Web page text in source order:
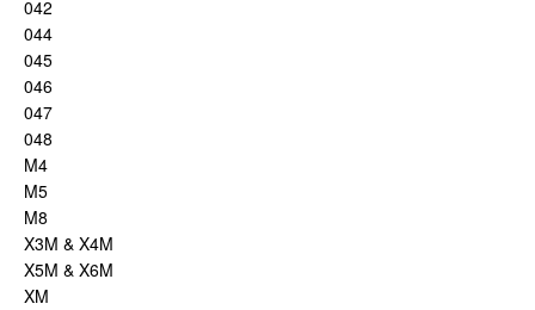
042
044
045
046
047
048
M4
M5
M8
X3M & X4M
X5M & X6M
XM